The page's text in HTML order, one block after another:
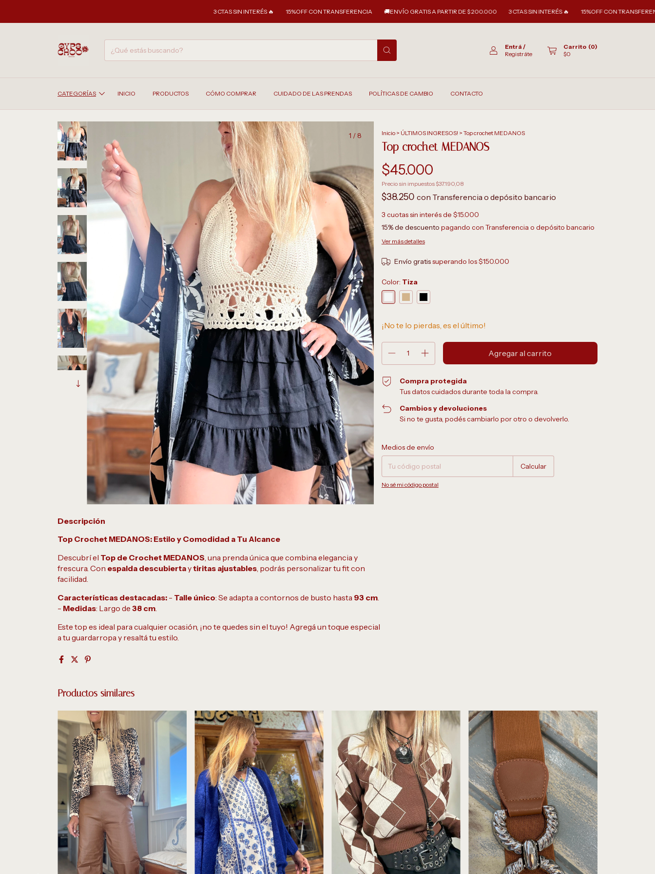
3 CTAS SIN INTERÉS 🔥 15%OFF CON TRANSFERENCIA 🚚ENVÍO GRATIS A PARTIR DE $ 200.000 3 CTAS SIN INTERÉS 🔥 15%OFF CON TRANSFERENCIA
Entrá /
Registráte
Carrito (0)
$0
CATEGORÍAS INICIO PRODUCTOS CÓMO COMPRAR CUIDADO DE LAS PRENDAS POLÍTICAS DE CAMBIO CONTACTO
1 / 8 Inicio > ÚLTIMOS INGRESOS! > Top crochet MEDANOS
Top crochet MEDANOS
$45.000
Precio sin impuestos $37.190,08
$38.250 con Transferencia o depósito bancario
3 cuotas sin interés de $15.000
15% de descuento pagando con Transferencia o depósito bancario
Ver más detalles
Envío gratissuperando los$150.000
Color: Tiza
¡No te lo pierdas, es el último!
Compra protegida
Tus datos cuidados durante toda la compra.
Cambios y devoluciones
Si no te gusta, podés cambiarlo por otro o devolverlo.
Entregas para el CP:
Medios de envío
Calcular
No sé mi código postal
Descripción
Top Crochet MEDANOS: Estilo y Comodidad a Tu Alcance
Descubrí el Top de Crochet MEDANOS, una prenda única que combina elegancia y
frescura. Con espalda descubiertaytiritas ajustables, podrás personalizar tu fit con
facilidad.
Características destacadas: - Talle único: Se adapta a contornos de busto hasta 93 cm.
- Medidas: Largo de 38 cm.
Este top es ideal para cualquier ocasión, ¡no te quedes sin el tuyo! Agregá un toque especial
a tu guardarropa y resaltá tu estilo.
Productos similares